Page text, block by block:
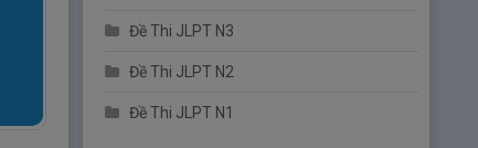
Đề Thi JLPT N3
Đề Thi JLPT N2
Đề Thi JLPT N1